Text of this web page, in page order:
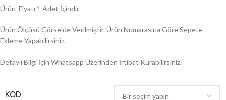
Ürün Fiyatı 1 Adet İçindir
Ürün Ölçüsü Görselde Verilmiştir. Ürün Numarasına Göre Sepete
Ekleme Yapabilirsiniz.
Detaylı Bilgi İçin Whatsapp Üzerinden İrtibat Kurabilirsiniz.
KOD